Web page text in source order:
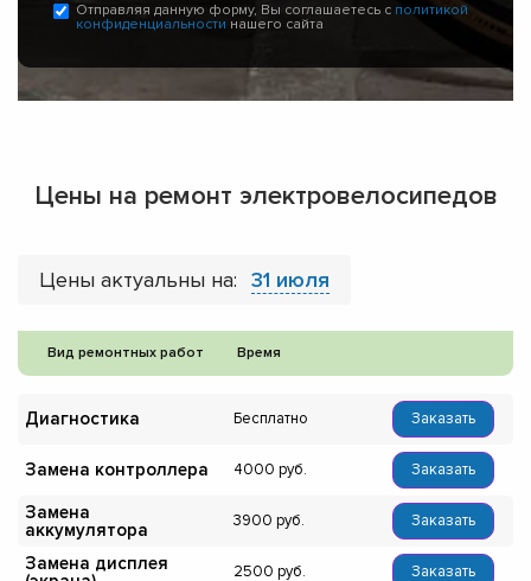
Отправляя данную форму, Вы соглашаетесь с политикой
конфиденциальности нашего сайта
Цены на ремонт электровелосипедов
Цены актуальны на: 31 июля
Вид ремонтных работ Время
Диагностика Бесплатно Заказать
Замена контроллера 4000 Заказать
Замена
аккумулятора
3900 Заказать
Замена дисплея
2500 Заказать